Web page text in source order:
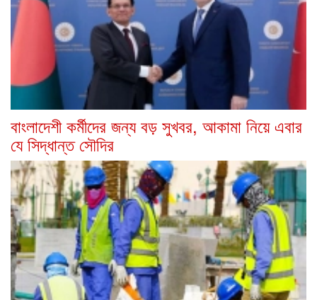
বাংলাদেশী কর্মীদের জন্য বড় সুখবর, আকামা নিয়ে এবার
যে সিদ্ধান্ত সৌদির